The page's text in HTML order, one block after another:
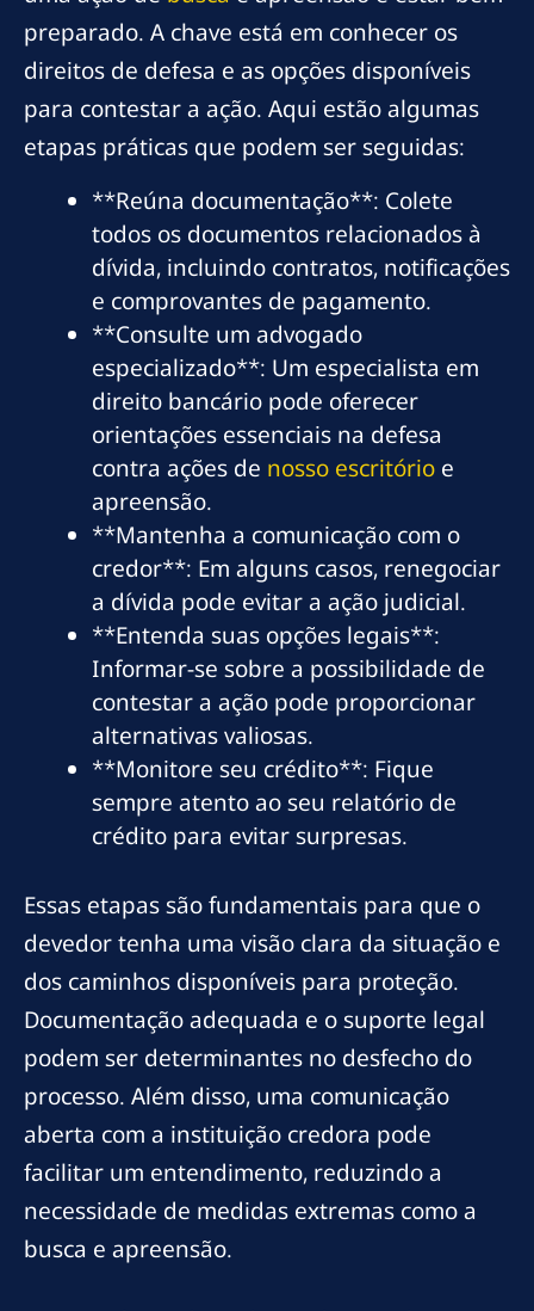
preparado. A chave está em conhecer os
direitos de defesa e as opções disponíveis
para contestar a ação. Aqui estão algumas
etapas práticas que podem ser seguidas:
**Reúna documentação**: Colete
todos os documentos relacionados à
dívida, incluindo contratos, notificações
e comprovantes de pagamento.
**Consulte um advogado
especializado**: Um especialista em
direito bancário pode oferecer
orientações essenciais na defesa
contra ações de nosso escritório e
apreensão.
**Mantenha a comunicação com o
credor**: Em alguns casos, renegociar
a dívida pode evitar a ação judicial.
**Entenda suas opções legais**:
Informar-se sobre a possibilidade de
contestar a ação pode proporcionar
alternativas valiosas.
**Monitore seu crédito**: Fique
sempre atento ao seu relatório de
crédito para evitar surpresas.
Essas etapas são fundamentais para que o
devedor tenha uma visão clara da situação e
dos caminhos disponíveis para proteção.
Documentação adequada e o suporte legal
podem ser determinantes no desfecho do
processo. Além disso, uma comunicação
aberta com a instituição credora pode
facilitar um entendimento, reduzindo a
necessidade de medidas extremas como a
busca e apreensão.